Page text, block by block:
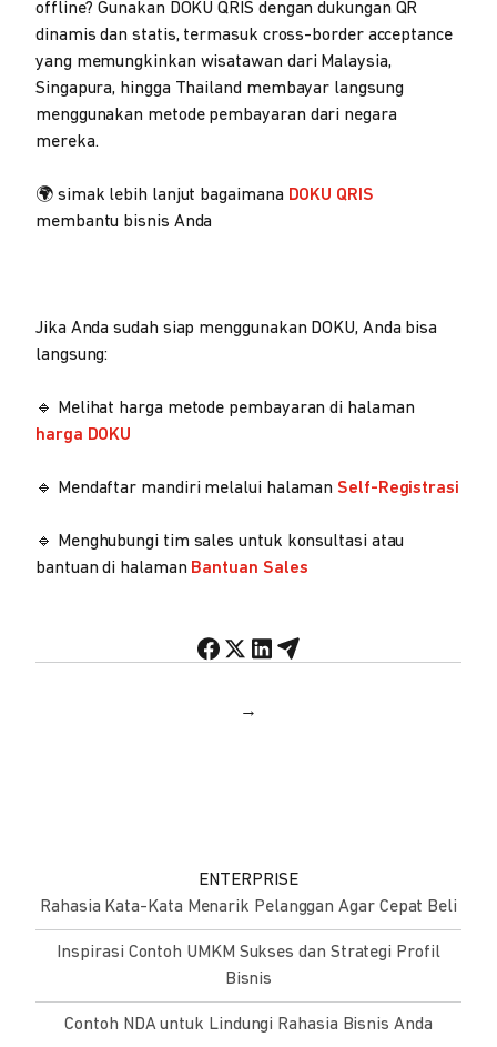
offline? Gunakan DOKU QRIS dengan dukungan QR
dinamis dan statis, termasuk cross-border acceptance
yang memungkinkan wisatawan dari Malaysia,
Singapura, hingga Thailand membayar langsung
menggunakan metode pembayaran dari negara
mereka.
🌍 simak lebih lanjut bagaimana DOKU QRIS
membantu bisnis Anda
Jika Anda sudah siap menggunakan DOKU, Anda bisa
langsung:
🔹 Melihat harga metode pembayaran di halaman
harga DOKU
🔹 Mendaftar mandiri melalui halaman Self-Registrasi
🔹 Menghubungi tim sales untuk konsultasi atau
bantuan di halaman Bantuan Sales
→
ENTERPRISE
Rahasia Kata-Kata Menarik Pelanggan Agar Cepat Beli
Inspirasi Contoh UMKM Sukses dan Strategi Profil
Bisnis
Contoh NDA untuk Lindungi Rahasia Bisnis Anda